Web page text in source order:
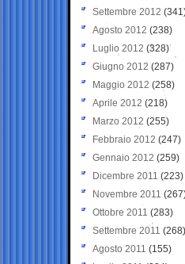
Settembre 2012
Agosto 2012 (238)
Luglio 2012 (328)
Giugno 2012 (287)
Maggio 2012 (258)
Aprile 2012 (218)
Marzo 2012 (255)
Febbraio 2012 (247)
Gennaio 2012 (259)
Dicembre 2011 (223)
Novembre 2011
Ottobre 2011 (283)
Settembre 2011 (268)
Agosto 2011 (155)